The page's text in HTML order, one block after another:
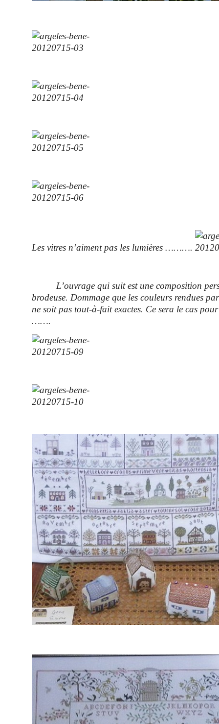
Les vitres n’aiment pas les lumières ……….
L’ouvrage qui suit est une composition
brodeuse. Dommage que les couleurs rendues
ne soit pas tout-à-fait exactes. Ce sera le cas
…….